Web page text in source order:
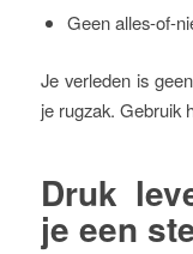
Geen alles-of-
Je verleden is
je rugzak. Gebruik
Druk
je een